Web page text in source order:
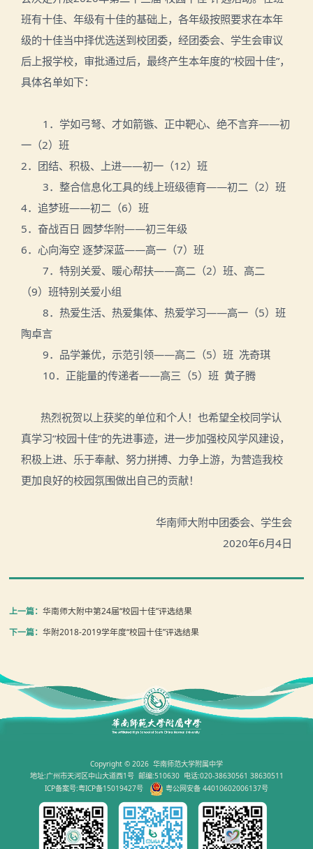
班有十佳、年级有十佳的基础上，各年级按照要求在本年
级的十佳当中择优选送到校团委，经团委会、学生会审议
后上报学校，审批通过后，最终产生本年度的“校园十佳”，
具体名单如下：
1 ． 学如弓弩、才如箭镞、正中靶心、绝不言弃——初
一（2）班
2． 团结、积极、上进——初一（12）班
3． 整合信息化工具的线上班级德育——初二（2）班
4．追梦班——初二（6）班
5．奋战百日 圆梦华附——初三年级
6． 心向海空 逐梦深蓝——高一（7）班
7．特别关爱、暖心帮扶——高二（2）班、高二
（9）班特别关爱小组
8． 热爱生活、热爱集体、热爱学习——高一（5）班
陶卓言
9．品学兼优，示范引领——高二（5）班 冼奇琪
10． 正能量的传递者——高三（5）班 黄子腾
热烈祝贺以上获奖的单位和个人！也希望全校同学认
真学习“校园十佳”的先进事迹，进一步加强校风学风建设，
积极上进、乐于奉献、努力拼搏、力争上游，为营造我校
更加良好的校园氛围做出自己的贡献！
华南师大附中团委会、学生会
2020年6月4日
上一篇：华南师大附中第24届“校园十佳”评选结果
下一篇：华附2018-2019学年度“校园十佳”评选结果
Copyright © 2026 华南师范大学附属中学
地址:广州市天河区中山大道西1号 邮编:510630 电话:020-38630561 38630511
ICP备案号:粤ICP备15019427号
粤公网安备 44010602006137号